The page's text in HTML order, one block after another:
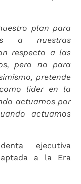
plan para
a nuestras
respecto a las
pero no para
pretende
líder en la
actuamos por
actuamos
ejecutiva
a la Era